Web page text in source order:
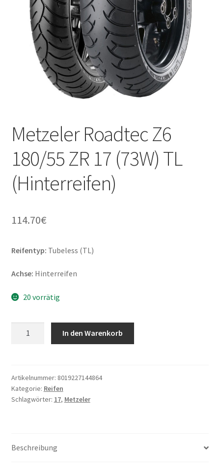
Metzeler Roadtec Z6
180/55 ZR 17 (73W) TL
(Hinterreifen)
114.70€
Reifentyp: Tubeless (TL)
Achse: Hinterreifen
20 vorrätig
ZR
17
(73W)
In den Warenkorb
Artikelnummer: 8019227144864
Kategorie: Reifen
Schlagwörter: 17, Metzeler
Beschreibung